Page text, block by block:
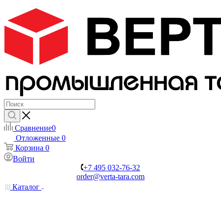
Сравнение0
Отложенные 0
Корзина 0
Войти
+7 495 032-76-32
order@verta-tara.com
Каталог